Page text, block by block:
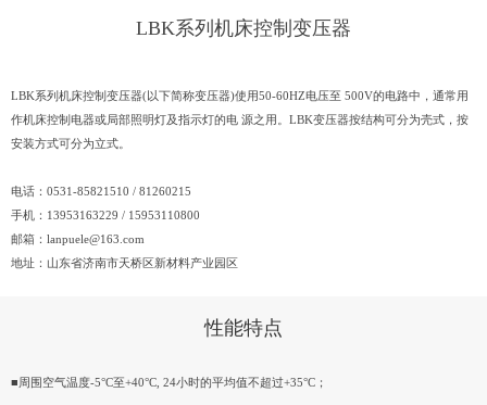
LBK系列机床控制变压器
LBK系列机床控制变压器(以下简称变压器)使用50-60HZ电压至 500V的电路中，通常用
作机床控制电器或局部照明灯及指示灯的电 源之用。LBK变压器按结构可分为壳式，按
安装方式可分为立式。
电话：0531-85821510 / 81260215
手机：13953163229 / 15953110800
邮箱： lanpuele@163.com
地址：山东省济南市天桥区新材料产业园区
性能特点
■周围空气温度-5°C至+40°C, 24小时的平均值不超过+35°C；